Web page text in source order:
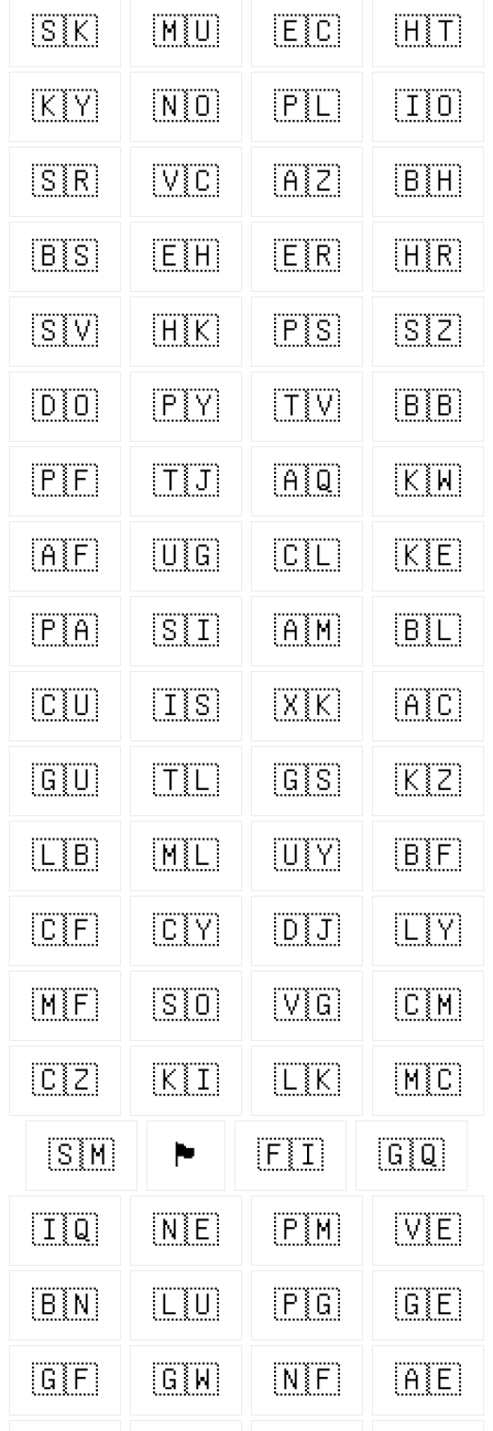
🇸🇰 🇲🇺 🇪🇨 🇭🇹
🇰🇾 🇳🇴 🇵🇱 🇮🇴
🇸🇷 🇻🇨 🇦🇿 🇧🇭
🇧🇸 🇪🇭 🇪🇷 🇭🇷
🇸🇻 🇭🇰 🇵🇸 🇸🇿
🇩🇴 🇵🇾 🇹🇻 🇧🇧
🇵🇫 🇹🇯 🇦🇶 🇰🇼
🇦🇫 🇺🇬 🇨🇱 🇰🇪
🇵🇦 🇸🇮 🇦🇲 🇧🇱
🇨🇺 🇮🇸 🇽🇰 🇦🇨
🇬🇺 🇹🇱 🇬🇸 🇰🇿
🇱🇧 🇲🇱 🇺🇾 🇧🇫
🇨🇫 🇨🇾 🇩🇯 🇱🇾
🇲🇫 🇸🇴 🇻🇬 🇨🇲
🇨🇿 🇰🇮 🇱🇰 🇲🇨
🇸🇲 🏴󠁧󠁢󠁷󠁬󠁳󠁿 🇫🇮 🇬🇶
🇮🇶 🇳🇪 🇵🇲 🇻🇪
🇧🇳 🇱🇺 🇵🇬 🇬🇪
🇬🇫 🇬🇼 🇳🇫 🇦🇪